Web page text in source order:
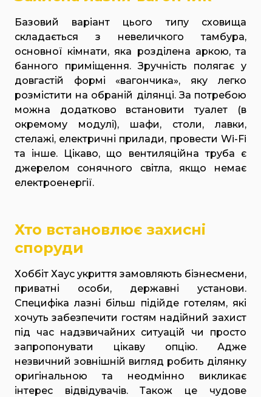
Базовий варіант цього типу сховища
складається з невеличкого тамбура,
основної кімнати, яка розділена аркою, та
банного приміщення. Зручність полягає у
довгастій формі «вагончика», яку легко
розмістити на обраній ділянці. За потребою
можна додатково встановити туалет (в
окремому модулі), шафи, столи, лавки,
стелажі, електричні прилади, провести Wi-Fi
та інше. Цікаво, що вентиляційна труба є
джерелом сонячного світла, якщо немає
електроенергії.
Хто встановлює захисні
споруди
Хоббіт Хаус укриття замовляють бізнесмени,
приватні особи, державні установи.
Специфіка лазні більш підійде готелям, які
хочуть забезпечити гостям надійний захист
під час надзвичайних ситуацій чи просто
запропонувати цікаву опцію. Адже
незвичний зовнішній вигляд робить ділянку
оригінальною та неодмінно викликає
інтерес відвідувачів. Також це чудове